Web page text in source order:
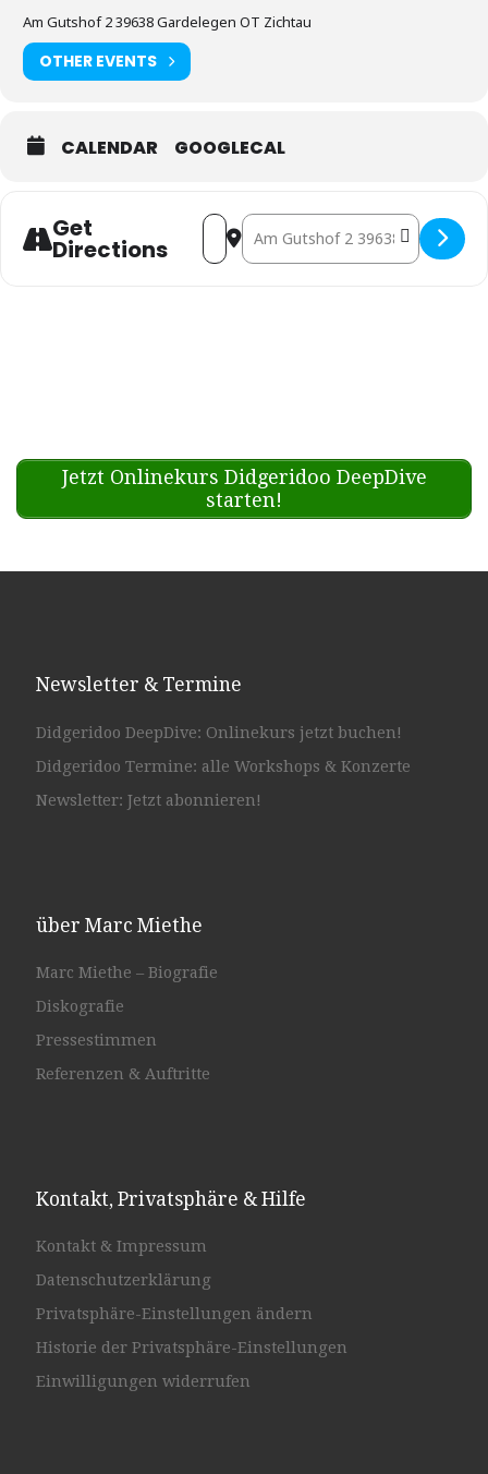
Am Gutshof 2 39638 Gardelegen OT Zichtau
OTHER EVENTS
CALENDAR GOOGLECAL
Get
Directions
Address - O.Ton Projekt bei den
Destination Address - O.Ton
Jetzt Onlinekurs Didgeridoo DeepDive
starten!
Newsletter & Termine
Didgeridoo DeepDive: Onlinekurs jetzt buchen!
Didgeridoo Termine: alle Workshops & Konzerte
Newsletter: Jetzt abonnieren!
über Marc Miethe
Marc Miethe – Biografie
Diskografie
Pressestimmen
Referenzen & Auftritte
Kontakt, Privatsphäre & Hilfe
Kontakt & Impressum
Datenschutzerklärung
Privatsphäre-Einstellungen ändern
Historie der Privatsphäre-Einstellungen
Einwilligungen widerrufen